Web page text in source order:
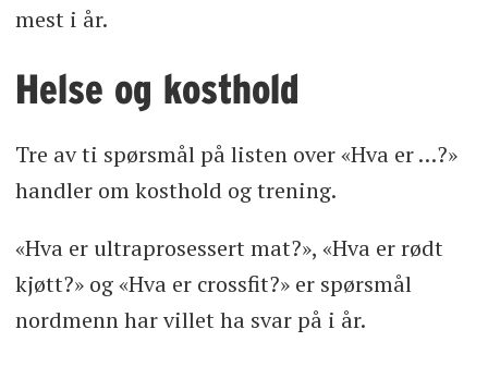
mest i år.
Helse og kosthold
Tre av ti spørsmål på listen over «Hva er …?»
handler om kosthold og trening.
«Hva er ultraprosessert mat?», «Hva er rødt
kjøtt?» og «Hva er crossfit?» er spørsmål
nordmenn har villet ha svar på i år.